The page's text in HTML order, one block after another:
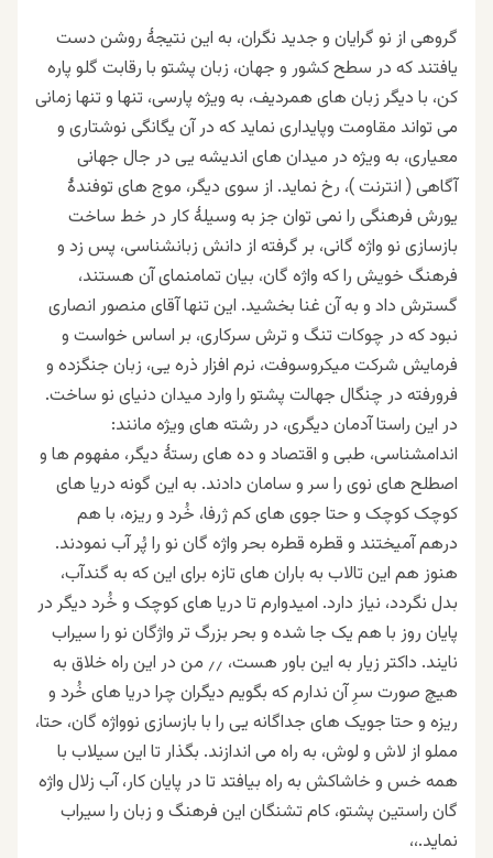
گروهی از نو گرایان و جدید نگران، به این نتیجهٔ روشن دست
یافتند که در سطح کشور و جهان، زبان پشتو با رقابت گلو پاره
کن، با دیگر زبان های همردیف، به ويژه پارسی، تنها و تنها زمانی
می تواند مقاومت وپایداری نماید که در آن یگانگی نوشتاری و
معیاری، به ویژه در میدان های اندیشه یی در جال جهانی
آگاهی ( انترنت )، رخ نماید. از سوی دیگر، موج های توفندهٔ
یورش فرهنگی را نمی توان جز به وسیلهٔ کار در خط ساخت
بازسازی نو واژه گانی، بر گرفته از دانش زبانشناسی، پس زد و
فرهنگ خویش را که واژه گان، بیان تمامنمای آن هستند،
گسترش داد و به آن غنا بخشید. این تنها آقای منصور انصاری
نبود که در چوکات تنگ و ترش سرکاری، بر اساس خواست و
فرمایش شرکت میکروسوفت، نرم افزار ذره یی، زبان جنگزده و
فرورفته در چنگال جهالت پشتو را وارد میدان دنیای نو ساخت.
در این راستا آدمان دیگری، در رشته های ویژه مانند:
اندامشناسی، طبی و اقتصاد و ده های رستهٔ دیگر، مفهوم ها و
اصطلح های نوی را سر و سامان دادند. به این گونه دریا های
کوچک کوچک و حتا جوی های کم ژرفا، خُرد و ریزه، با هم
درهم آمیختند و قطره قطره بحر واژه گان نو را پُر آب نمودند.
هنوز هم این تالاب به باران های تازه برای این که به گندآب،
بدل نگردد، نیاز دارد. امیدوارم تا دریا های کوچک و خُرد دیگر در
پایان روز با هم یک جا شده و بحر بزرگ تر واژگان نو را سیراب
نایند. داکتر زیار به این باور هست، ٫٫ من در این راه خلاق به
هیچ صورت سرِ آن ندارم که بگویم دیگران چرا دریا های خُرد و
ریزه و حتا جویک های جداگانه یی را با بازسازی نوواژه گان، حتا،
مملو از لاش و لوش، به راه می اندازند. بگذار تا این سیلاب با
همه خس و خاشاکش به راه بیافتد تا در پایان کار، آب زلال واژه
گان راستین پشتو، کام تشنگان این فرهنگ و زبان را سیراب
نماید.،،